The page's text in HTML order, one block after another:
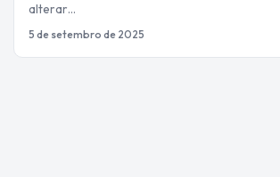
alterar…
5 de setembro de 2025